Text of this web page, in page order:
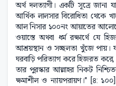
অর্থ দলত্যাগী। একটি সূত্রে জানা
আর্থিক লালসার বিরোধিতা থেকে
আল নিসার ১০০নং আয়াতের আলোকে
ওয়াস্তে অথবা ধর্ম রক্ষার্থে যে
আশ্রয়স্থান ও সচ্ছলতা খুঁজে পায়।
ঘরবাড়ি পরিত্যাগ করে হিজরত
তার পুরস্কার আল্লাহর নিকট
ক্ষমাশীল ও ন্যায়পরায়ণ।" [৪: